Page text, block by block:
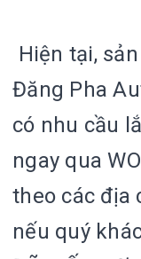
Hiện tại,
Đăng Pha
có nhu cầu
ngay qua
theo các địa
nếu quý